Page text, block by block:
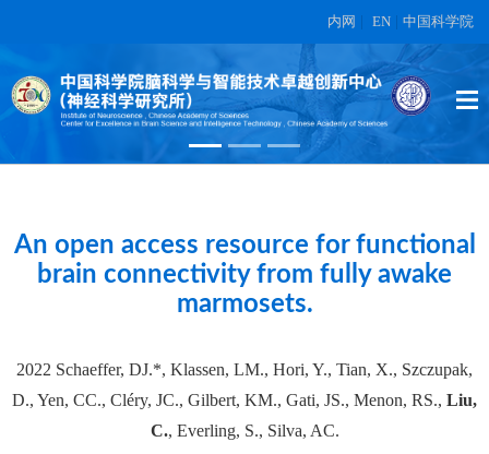
内网 EN 中国科学院
High-dimensional topographic
organization of visual features in the
primate temporal lobe.
在另外数据表中
An open access resource for functional
brain connectivity from fully awake
marmosets.
2022 Schaeffer, DJ.*, Klassen, LM., Hori, Y., Tian, X., Szczupak,
D., Yen, CC., Cléry, JC., Gilbert, KM., Gati, JS., Menon, RS., Liu,
C., Everling, S., Silva, AC.